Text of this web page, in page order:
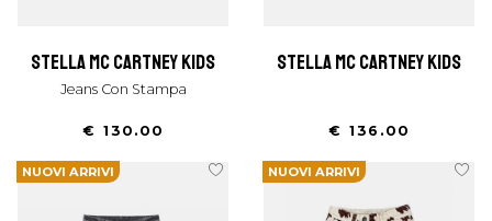
stella mc cartney kids
Jeans Con Stampa
€ 130.00
stella mc cartney kids
€ 136.00
NUOVI ARRIVI NUOVI ARRIVI